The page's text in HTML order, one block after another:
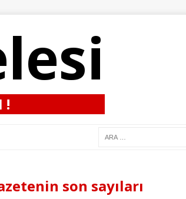
!
son sayıları